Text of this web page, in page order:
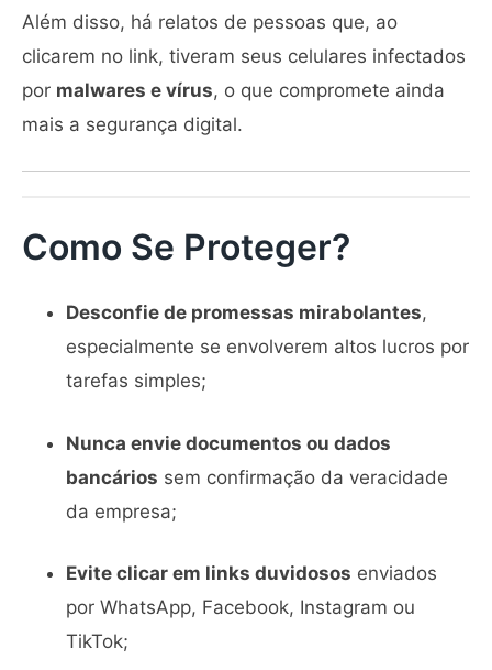
Além disso, há relatos de pessoas que, ao
clicarem no link, tiveram seus celulares infectados
por malwares e vírus, o que compromete ainda
mais a segurança digital.
Como Se Proteger?
Desconfie de promessas mirabolantes,
especialmente se envolverem altos lucros por
tarefas simples;
Nunca envie documentos ou dados
bancários sem confirmação da veracidade
da empresa;
Evite clicar em links duvidosos enviados
por WhatsApp, Facebook, Instagram ou
TikTok;